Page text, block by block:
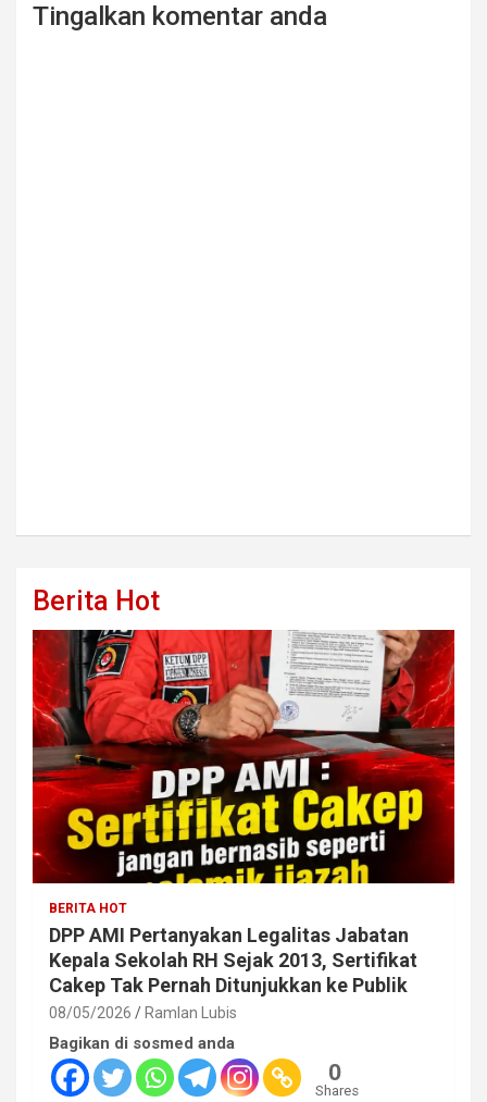
Tingalkan komentar anda
Berita Hot
BERITA HOT
DPP AMI Pertanyakan Legalitas Jabatan
Kepala Sekolah RH Sejak 2013, Sertifikat
Cakep Tak Pernah Ditunjukkan ke Publik
08/05/2026 Ramlan Lubis
Bagikan di sosmed anda
0
Shares